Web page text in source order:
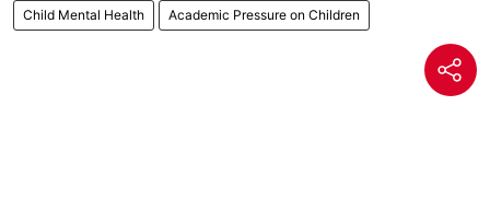
Child Mental Health Academic Pressure on Children